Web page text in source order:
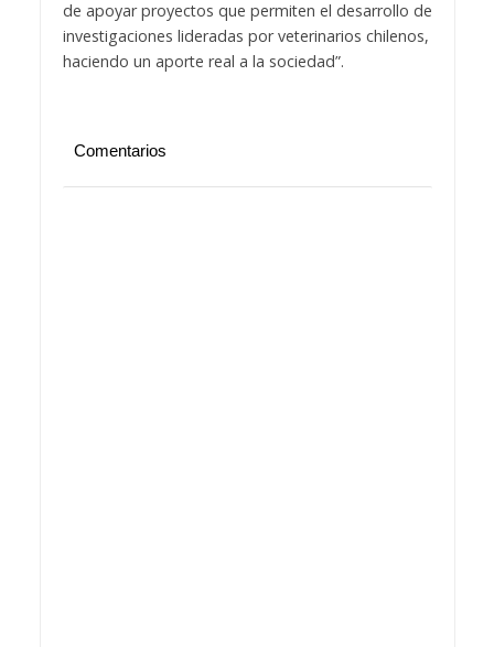
de apoyar proyectos que permiten el desarrollo de
investigaciones lideradas por veterinarios chilenos,
haciendo un aporte real a la sociedad”.
Comentarios